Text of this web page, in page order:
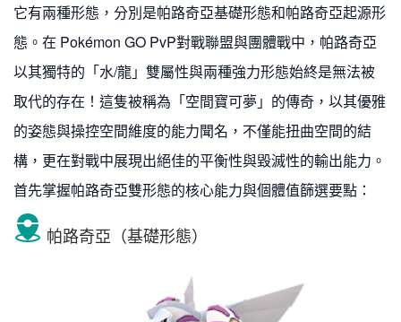
它有兩種形態，分別是帕路奇亞基礎形態和帕路奇亞起源形
態。在 Pokémon GO PvP對戰聯盟與團體戰中，帕路奇亞
以其獨特的「水/龍」雙屬性與兩種強力形態始終是無法被
取代的存在！這隻被稱為「空間寶可夢」的傳奇，以其優雅
的姿態與操控空間維度的能力聞名，不僅能扭曲空間的結
構，更在對戰中展現出絕佳的平衡性與毀滅性的輸出能力。
首先掌握帕路奇亞雙形態的核心能力與個體值篩選要點：
帕路奇亞（基礎形態）